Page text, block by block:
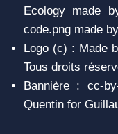
Ecology made
code.png made
Logo (c) : Made
Tous droits
Bannière : cc-
Quentin for